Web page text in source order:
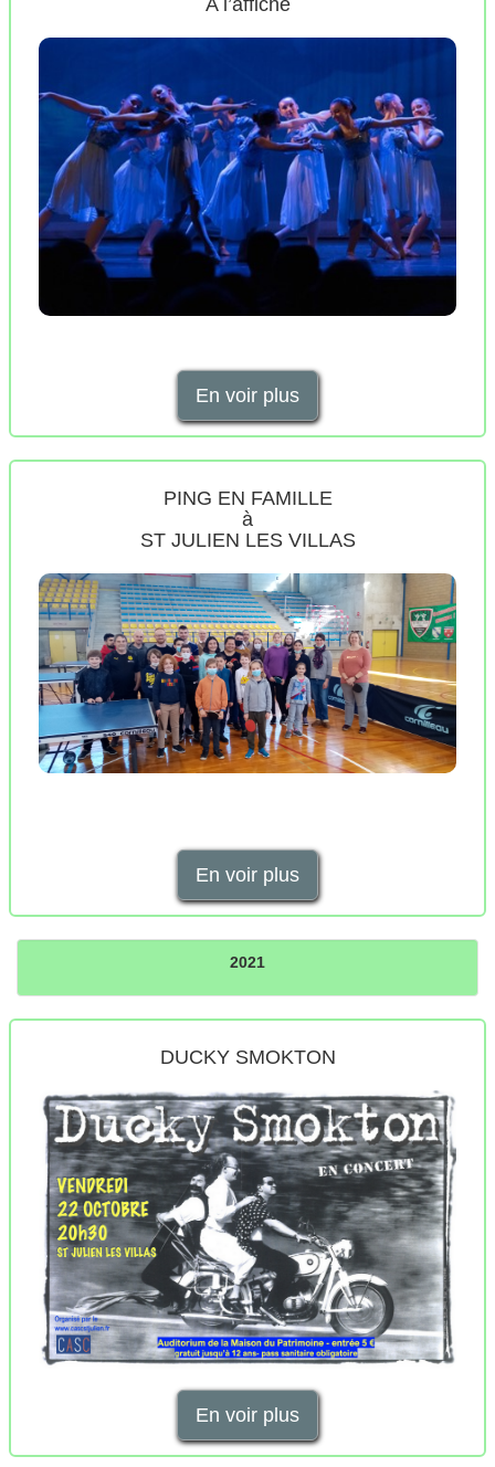
En voir plus
PING EN FAMILLE
à
ST JULIEN LES VILLAS
En voir plus
2021
DUCKY SMOKTON
En voir plus